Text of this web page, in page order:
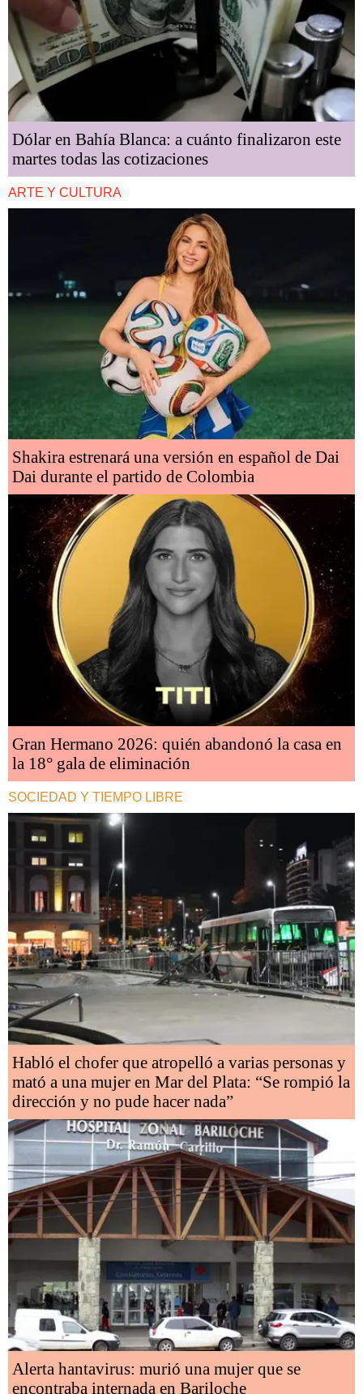
Dólar en Bahía Blanca: a cuánto finalizaron este
martes todas las cotizaciones
ARTE Y CULTURA
Shakira estrenará una versión en español de Dai
Dai durante el partido de Colombia
Gran Hermano 2026: quién abandonó la casa en
la 18° gala de eliminación
SOCIEDAD Y TIEMPO LIBRE
Habló el chofer que atropelló a varias personas y
mató a una mujer en Mar del Plata: “Se rompió la
dirección y no pude hacer nada”
Alerta hantavirus: murió una mujer que se
encontraba internada en Bariloche